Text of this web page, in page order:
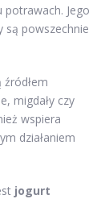
Jego
są powszechnie
migdały czy
wspiera
działaniem
jogurt